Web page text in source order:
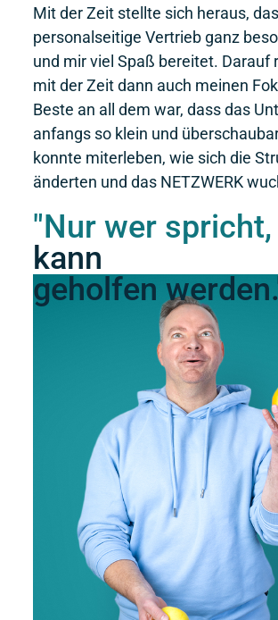
"Nur wer spricht,
kann
geholfen
Mit der Zeit stellte sich heraus,
personalseitige Vertrieb ganz
und mir viel Spaß bereitet. Darauf
mit der Zeit dann auch meinen
Beste an all dem war, dass das
anfangs so klein und
konnte miterleben, wie sich die
änderten und das NETZWERK